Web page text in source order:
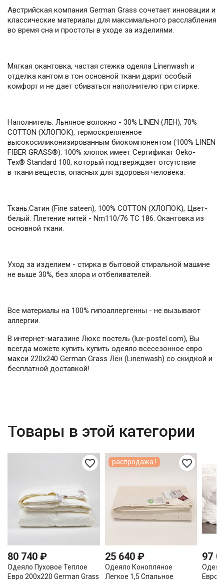
Австрийская компания German Grass сочетает инновации и
классические материалы для максимального расслабления
во время сна и простоты в уходе за изделиями.
Мягкая окантовка, частая стежка одеяла Linenwash и
отделка кантом в тон основной ткани дарит особый
комфорт и не дает сбиваться наполнителю при стирке.
Наполнитель: Льняное волокно - 30% LINEN (ЛЕН), 70%
COTТON (ХЛОПОК), термоскрепленное
высокосиликонизированным биокомпонентом (100% LINEN
FIBER GRASS®). 100% хлопок имеет Сертификат Oeko-
Tex® Standard 100, который подтверждает отсутствие
в ткани веществ, опасных для здоровья человека.
Ткань:Сатин (Fine sateen), 100% COTТON (ХЛОПОК), Цвет-
белый. Плетение нитей - Nm110/76 TC 186. Окантовка из
основной ткани.
Уход за изделием - стирка в бытовой стиральной машине
не выше 30%, без хлора и отбеливателей.
Все материалы на 100% гипоаллергенны - не вызывают
аллергии.
В интернет-магазине Люкс постель (lux-postel.com), Вы
всегда можете купить купить одеяло всесезонное евро
макси 220х240 German Grass Лён (Linenwash) со скидкой и
бесплатной доставкой!
Товары в этой категории
favorite_border
80 740 ₽
Одеяло Пуховое Теплое
Евро 200х220 German Grass
favorite_border
25 640 ₽
Одеяло Конопляное
Легкое 1,5 Спальное
распродажа !
97
Евро